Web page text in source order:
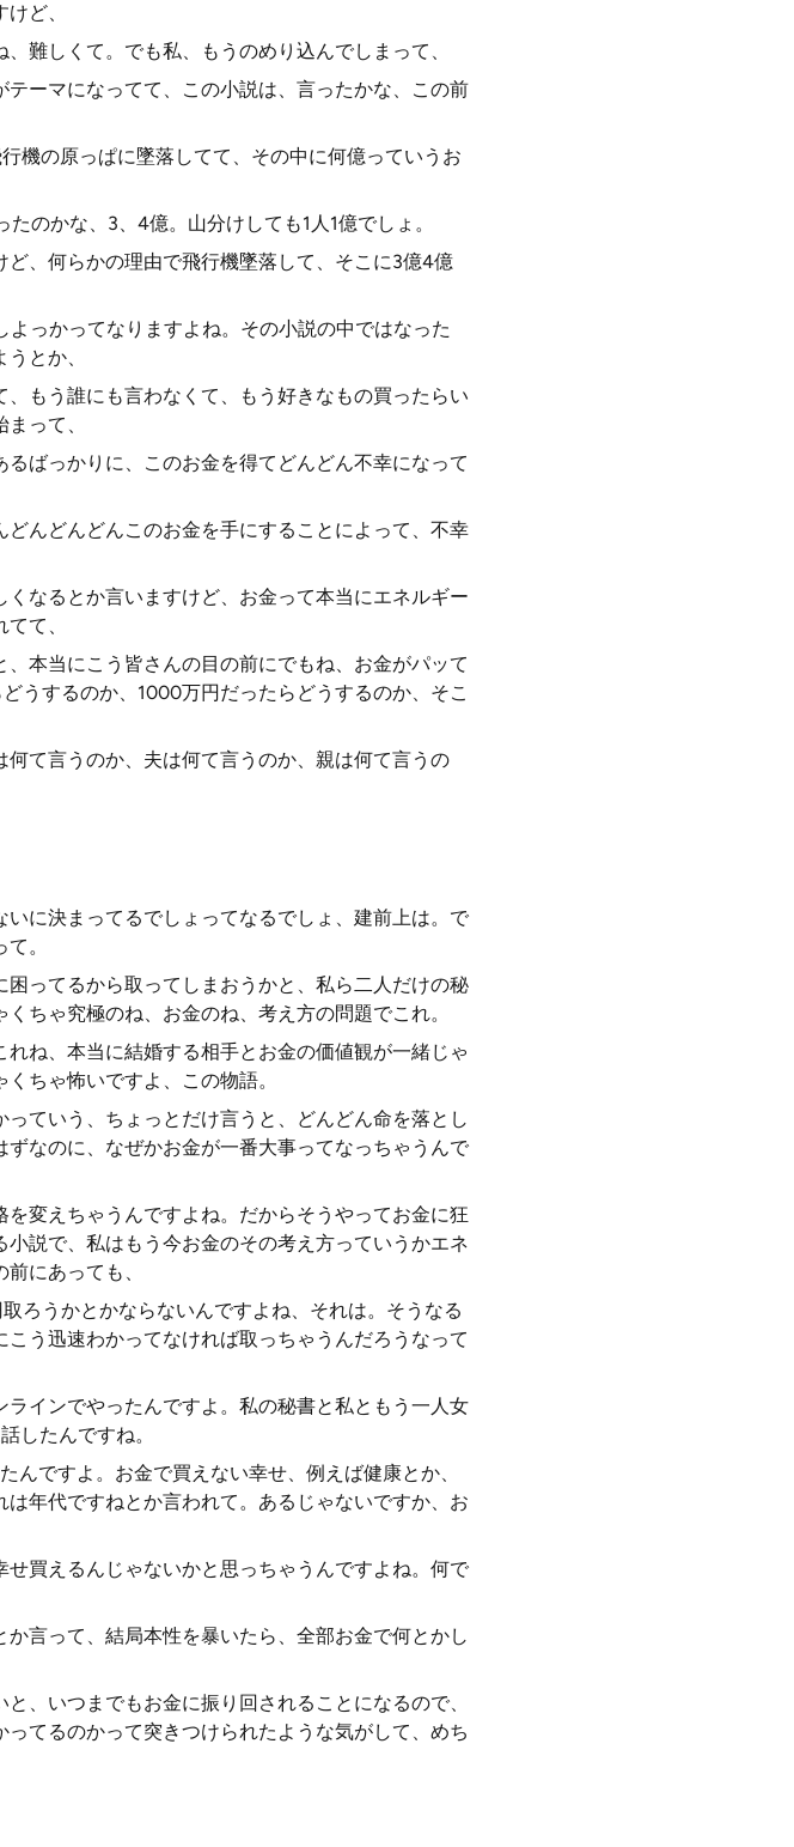
ど、
難しくて。でも私、もうのめり込んでしまって、
ーマになってて、この小説は、言ったかな、この前
機の原っぱに墜落してて、その中に何億っていうお
のかな、3、4億。山分けしても1人1億でしょ。
、何らかの理由で飛行機墜落して、そこに3億4億
っかってなりますよね。その小説の中ではなった
とか、
もう誰にも言わなくて、もう好きなもの買ったらい
って、
ばっかりに、このお金を得てどんどん不幸になって
んどんどんこのお金を手にすることによって、不幸
なるとか言いますけど、お金って本当にエネルギー
て、
本当にこう皆さんの目の前にでもね、お金がパッて
うするのか、1000万円だったらどうするのか、そこ
て言うのか、夫は何て言うのか、親は何て言うの
に決まってるでしょってなるでしょ、建前上は。で
。
ってるから取ってしまおうかと、私ら二人だけの秘
ちゃ究極のね、お金のね、考え方の問題でこれ。
ね、本当に結婚する相手とお金の価値観が一緒じゃ
ちゃ怖いですよ、この物語。
ていう、ちょっとだけ言うと、どんどん命を落とし
なのに、なぜかお金が一番大事ってなっちゃうんで
変えちゃうんですよね。だからそうやってお金に狂
説で、私はもう今お金のその考え方っていうかエネ
にあっても、
ろうかとかならないんですよね、それは。そうなる
う迅速わかってなければ取っちゃうんだろうなって
インでやったんですよ。私の秘書と私ともう一人女
したんですね。
ですよ。お金で買えない幸せ、例えば健康とか、
年代ですねとか言われて。あるじゃないですか、お
買えるんじゃないかと思っちゃうんですよね。何で
言って、結局本性を暴いたら、全部お金で何とかし
、いつまでもお金に振り回されることになるので、
てるのかって突きつけられたような気がして、めち